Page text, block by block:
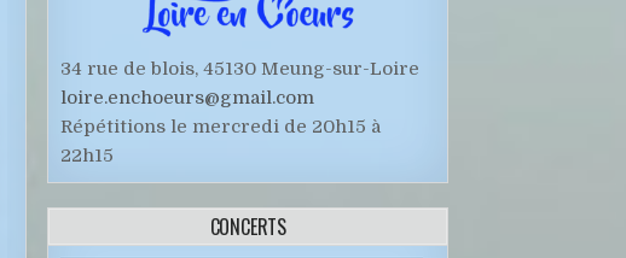
34 rue de blois, 45130 Meung-sur-Loire
loire.enchoeurs@gmail.com
Répétitions le mercredi de 20h15 à
22h15
CONCERTS